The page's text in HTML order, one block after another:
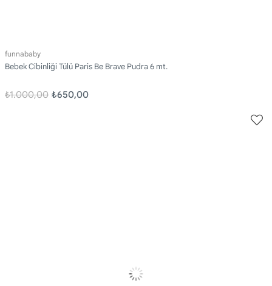
funnababy
Bebek Cibinliği Tülü Paris Be Brave Pudra 6 mt.
₺650,00
₺1.000,00